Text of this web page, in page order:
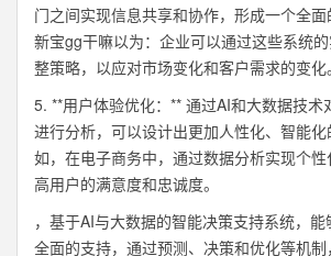
门之间实现信息共享和协作，形成一个全面
新宝gg干嘛以为：企业可以通过这些系统
整策略，以应对市场变化和客户需求的变化。
5. **用户体验优化：** 通过AI和大数据技术
进行分析，可以设计出更加人性化、智能
如，在电子商务中，通过数据分析实现个
高用户的满意度和忠诚度。
，基于AI与大数据的智能决策支持系统，
全面的支持，通过预测、决策和优化等机